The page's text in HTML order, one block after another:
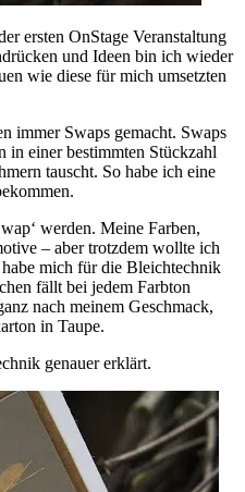
ersten OnStage Veranstaltung
und Ideen bin ich wieder
wie diese für mich umsetzten
immer Swaps gemacht. Swaps
in einer bestimmten Stückzahl
tauscht. So habe ich eine
werden. Meine Farben,
– aber trotzdem wollte ich
mich für die Bleichtechnik
fällt bei jedem Farbton
nach meinem Geschmack,
in Taupe.
genauer erklärt.